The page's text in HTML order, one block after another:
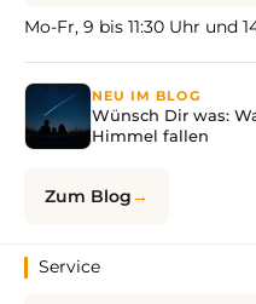
Mo-Fr, 9 bis 11:30 Uhr und
NEU IM BLOG
Wünsch Dir was:
Himmel fallen
Zum Blog
Service